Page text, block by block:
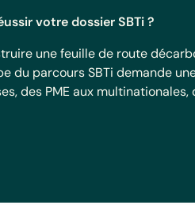
votre dossier SBTi ?
une feuille de route
du parcours SBTi demande
des PME aux